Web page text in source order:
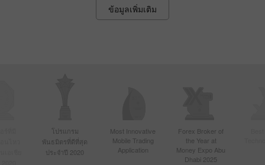
ข้อมูลเพิ่มเติม
โปรแกรม
พันธมิตรที่ดีที่สุด
ประจำปี 2020
Most Innovative
Mobile Trading
Application
Forex Broker of
the Year at
Money Expo Abu
Dhabi 2025